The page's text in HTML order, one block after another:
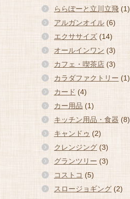
ららぽーと立川立飛 (1)
アルガンオイル (6)
エクササイズ (14)
オールインワン (3)
カフェ・喫茶店 (3)
カラダファクトリー (1)
カード (4)
カー用品 (1)
キッチン用品・食器 (8)
キャンドゥ (2)
クレンジング (3)
グランツリー (3)
コストコ (5)
スロージョギング (2)